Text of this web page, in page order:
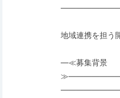
地域連携を担う
―≪募集背景